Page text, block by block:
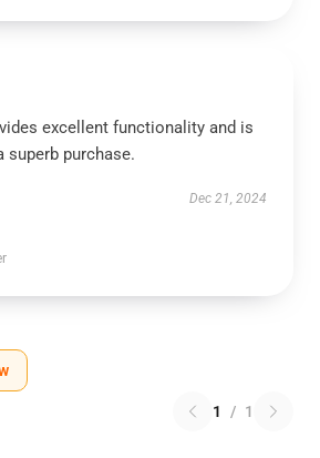
excellent functionality and is
superb purchase.
Dec 21, 2024
1 / 1